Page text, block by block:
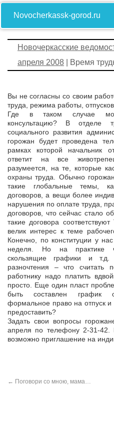
Novocherkassk-gorod.ru
Новочеркасские
апреля 2008 | Время
Вы не согласны со своим
труда, режима работы,
Где в таком случае
консультацию? В отделе
социального развития
горожан будет проведена
рамках которой начальник
ответит на все
разумеется, на те, которые
охраны труда. Обычно
такие глобальные темы,
договоров, а вещи более
нарушения по оплате труда,
договоров, что сейчас стало
такие договора
велик интерес к теме
Конечно, по конституции у
неделя. Но на практике
скользящие графики и
разночтения – что считать
работнику надо платить
просто. Еще один пласт
быть составлен график
формальное право на отпуск и
предоставить?
Задать свои вопросы
апреля по телефону 2-31-42.
возможно приглашение на
← Поговори со мною, мама…